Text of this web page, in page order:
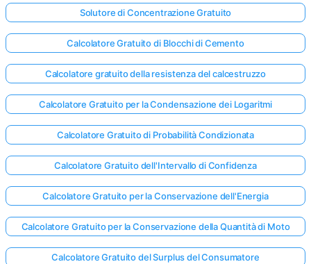
Solutore di Concentrazione Gratuito
Calcolatore Gratuito di Blocchi di Cemento
Calcolatore gratuito della resistenza del calcestruzzo
Calcolatore Gratuito per la Condensazione dei Logaritmi
Calcolatore Gratuito di Probabilità Condizionata
Calcolatore Gratuito dell'Intervallo di Confidenza
Calcolatore Gratuito per la Conservazione dell'Energia
Calcolatore Gratuito per la Conservazione della Quantità di Moto
Calcolatore Gratuito del Surplus del Consumatore